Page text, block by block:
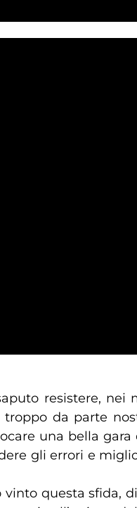
resistere,
da parte
una bella
gli errori e
questa sfida,